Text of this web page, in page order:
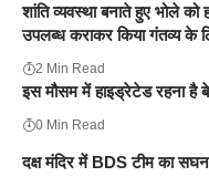
शांति व्यवस्था बनाते हुए भोले
उपलब्ध कराकर किया गंतव्य के
2 Min Read
इस मौसम में हाइड्रेटेड रहना है
0 Min Read
दक्ष मंदिर में BDS टीम का सघन